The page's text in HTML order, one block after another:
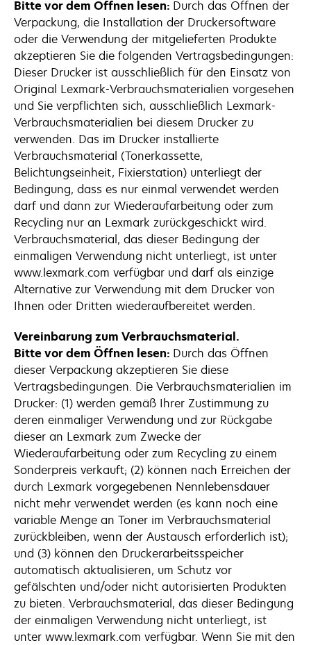
Bitte vor dem Öffnen lesen: Durch das Öffnen der
Verpackung, die Installation der Druckersoftware
oder die Verwendung der mitgelieferten Produkte
akzeptieren Sie die folgenden Vertragsbedingungen:
Dieser Drucker ist ausschließlich für den Einsatz von
Original Lexmark-Verbrauchsmaterialien vorgesehen
und Sie verpflichten sich, ausschließlich Lexmark-
Verbrauchsmaterialien bei diesem Drucker zu
verwenden. Das im Drucker installierte
Verbrauchsmaterial (Tonerkassette,
Belichtungseinheit, Fixierstation) unterliegt der
Bedingung, dass es nur einmal verwendet werden
darf und dann zur Wiederaufarbeitung oder zum
Recycling nur an Lexmark zurückgeschickt wird.
Verbrauchsmaterial, das dieser Bedingung der
einmaligen Verwendung nicht unterliegt, ist unter
www.lexmark.com verfügbar und darf als einzige
Alternative zur Verwendung mit dem Drucker von
Ihnen oder Dritten wiederaufbereitet werden.
Vereinbarung zum Verbrauchsmaterial.
Bitte vor dem Öffnen lesen: Durch das Öffnen
dieser Verpackung akzeptieren Sie diese
Vertragsbedingungen. Die Verbrauchsmaterialien im
Drucker: (1) werden gemäß Ihrer Zustimmung zu
deren einmaliger Verwendung und zur Rückgabe
dieser an Lexmark zum Zwecke der
Wiederaufarbeitung oder zum Recycling zu einem
Sonderpreis verkauft; (2) können nach Erreichen der
durch Lexmark vorgegebenen Nennlebensdauer
nicht mehr verwendet werden (es kann noch eine
variable Menge an Toner im Verbrauchsmaterial
zurückbleiben, wenn der Austausch erforderlich ist);
und (3) können den Druckerarbeitsspeicher
automatisch aktualisieren, um Schutz vor
gefälschten und/oder nicht autorisierten Produkten
zu bieten. Verbrauchsmaterial, das dieser Bedingung
der einmaligen Verwendung nicht unterliegt, ist
unter www.lexmark.com verfügbar. Wenn Sie mit den